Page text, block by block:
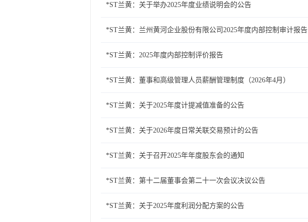
*ST兰黄：关于举办2025年度业绩说明会的公告
*ST兰黄：兰州黄河企业股份有限公司2025年度内部控制审计报告
*ST兰黄：2025年度内部控制评价报告
*ST兰黄：董事和高级管理人员薪酬管理制度（2026年4月）
*ST兰黄：关于2025年度计提减值准备的公告
*ST兰黄：关于2026年度日常关联交易预计的公告
*ST兰黄：关于召开2025年年度股东会的通知
*ST兰黄：第十二届董事会第二十一次会议决议公告
*ST兰黄：关于2025年度利润分配方案的公告